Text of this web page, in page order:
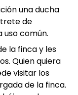
una ducha
de
uso común.
la finca y les
Quien quiera
visitar los
de la finca.